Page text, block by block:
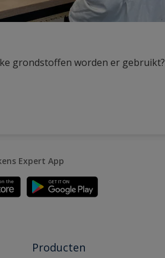
grondstoffen worden er
Expert App
Producten